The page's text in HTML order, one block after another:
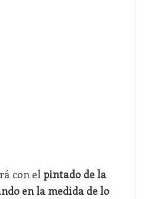
con el pintado de la
en la medida de lo